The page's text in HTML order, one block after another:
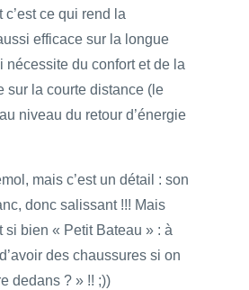
c’est ce qui rend la
efficace sur la longue
nécessite du confort et de la
sur la courte distance (le
niveau du retour d’énergie
mais c’est un détail : son
donc salissant !!! Mais
si bien « Petit Bateau » : à
des chaussures si on
dedans ? » !! ;))